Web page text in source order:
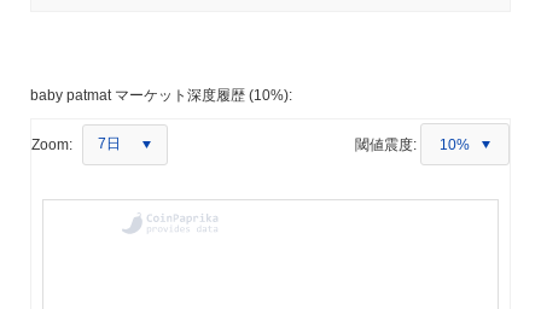
baby patmat マーケット深度履歴 (10%):
Zoom: 7日 閾値震度: 10%